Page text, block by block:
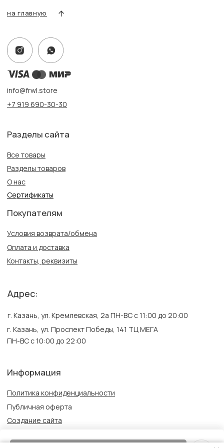
Информация
Политика конфиденциальности
Создание сайта
Адрес:
г. Казань, ул. Проспект Победы, 141 ТЦ МЕГА
ПН-ВС с 10:00 до 22:00